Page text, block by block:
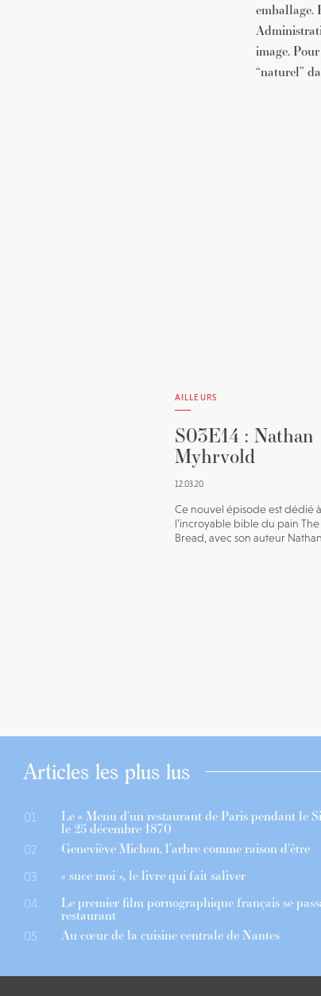
emballage.
image.
“naturel”
AILLEURS
S03E14 : Nathan
Myhrvold
12.03.20
Ce nouvel épisode est dédié
l’incroyable bible du pain
Bread, avec son auteur
Articles les plus lus
01 Le « Menu d’un restaurant de Paris pendant le
le 25 décembre 1870
02 Geneviève Michon, l’arbre comme raison d’être
03 « suce moi », le livre qui fait saliver
04 Le premier film pornographique français se
restaurant
05 Au cœur de la cuisine centrale de Nantes